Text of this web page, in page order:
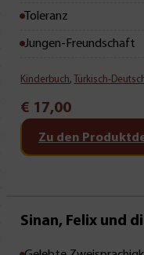
Toleranz
Jungen-Freundschaft
Kinderbuch, Türkisch-
€ 17,00
Zu den
Sinan, Felix und